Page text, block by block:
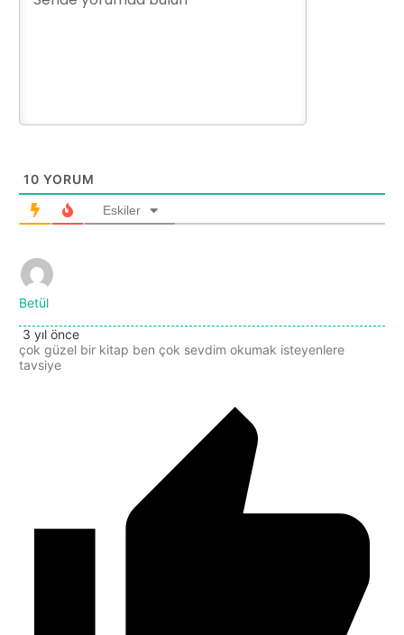
10 YORUM
Eskiler
Betül
3 yıl önce
çok güzel bir kitap ben çok sevdim okumak isteyenlere
tavsiye